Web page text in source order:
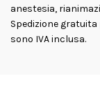
anestesia,
Spedizione
sono IVA inclusa.